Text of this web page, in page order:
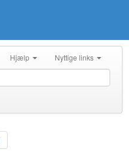
Hjælp Nyttige links